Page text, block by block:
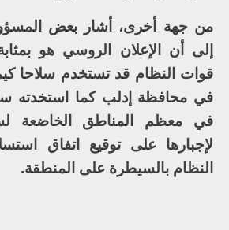
من جهة أخرى، أشار بعض
إلى أن الإعلان الروسي هو
قوات النظام قد تستخدم سلاحا
في محافظة إدلب كما استخدته
في معظم المناطق الخاضعة
لإجبارها على توقيع اتفاق
النظام بالسيطرة على المنطقة.